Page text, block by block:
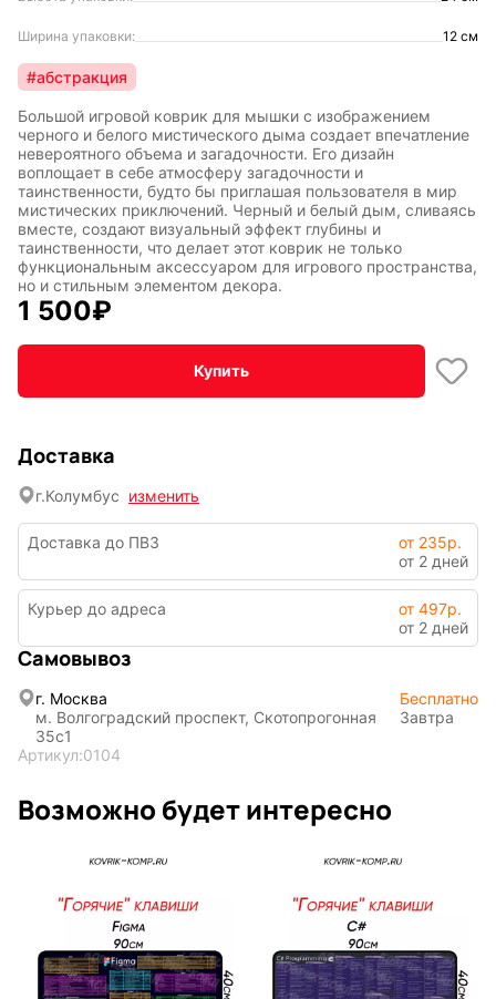
Ширина упаковки: 12 см
#абстракция
Большой игровой коврик для мышки с изображением
черного и белого мистического дыма создает впечатление
невероятного объема и загадочности. Его дизайн
воплощает в себе атмосферу загадочности и
таинственности, будто бы приглашая пользователя в мир
мистических приключений. Черный и белый дым, сливаясь
вместе, создают визуальный эффект глубины и
таинственности, что делает этот коврик не только
функциональным аксессуаром для игрового пространства,
но и стильным элементом декора.
1 500₽
Купить
Доставка
г.Колумбус изменить
Доставка до ПВЗ
от 235р.
от 2 дней
Курьер до адреса
от 497р.
от 2 дней
Самовывоз
г. Москва
м. Волгоградский проспект, Скотопрогонная
35с1
Бесплатно
Завтра
Артикул:0104
Возможно будет интересно
Символы
Карташева
ковра